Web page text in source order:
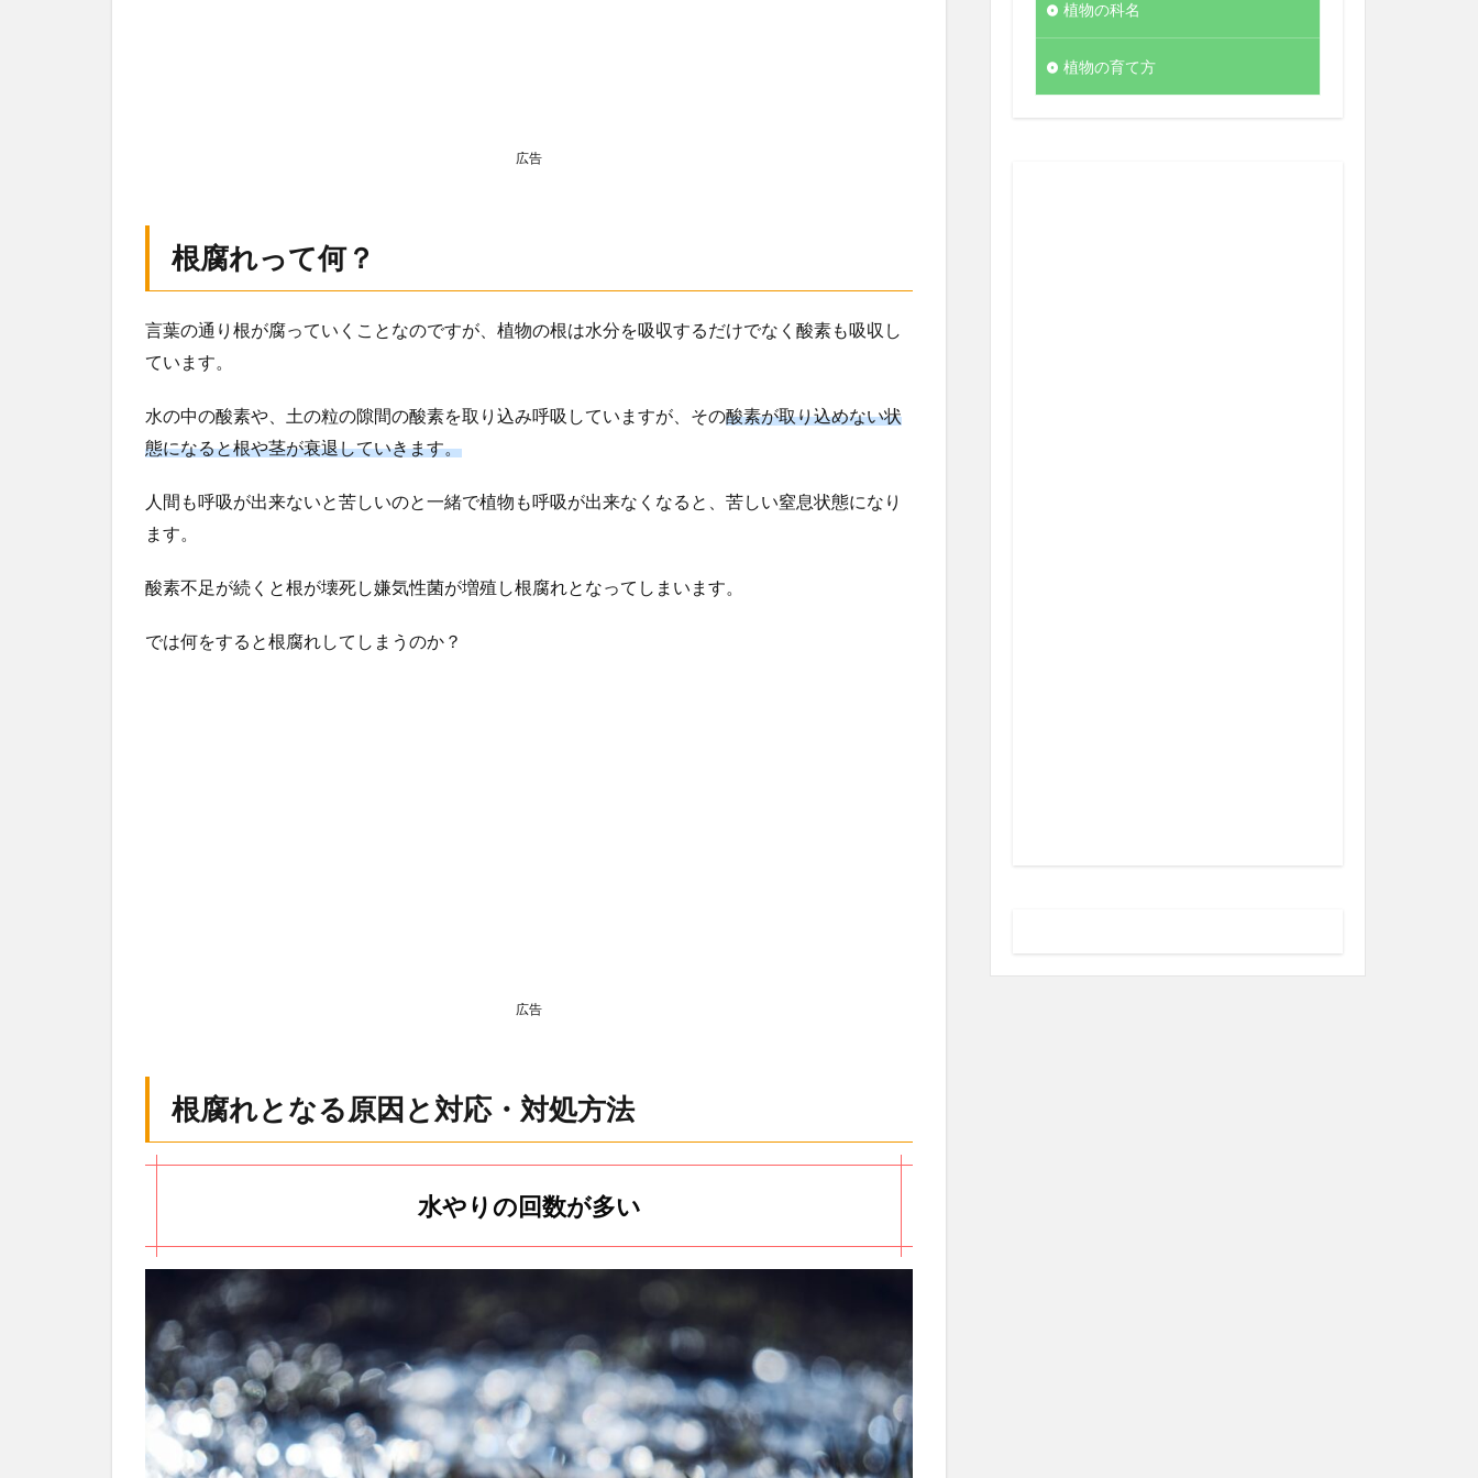
広告
根腐れって何？
言葉の通り根が腐っていくことなのですが、植物の根は水分を吸収するだけでなく酸素も吸収し
ています。
水の中の酸素や、土の粒の隙間の酸素を取り込み呼吸していますが、その酸素が取り込めない状
態になると根や茎が衰退していきます。
人間も呼吸が出来ないと苦しいのと一緒で植物も呼吸が出来なくなると、苦しい窒息状態になり
ます。
酸素不足が続くと根が壊死し嫌気性菌が増殖し根腐れとなってしまいます。
では何をすると根腐れしてしまうのか？
広告
根腐れとなる原因と対応・対処方法
水やりの回数が多い
植物の科名
植物の育て方